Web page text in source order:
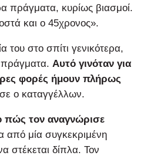
πράγματα, κυρίως βιασμοί.
και ο 45χρονος».
στο σπίτι γενικότερα,
πράγματα. Αυτό γινόταν για
φορές ήμουν πλήρως
ο καταγγέλλων.
πώς τον αναγνώρισε
από μία συγκεκριμένη
στέκεται δίπλα. Τον